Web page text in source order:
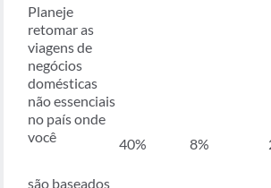
Planeje
retomar as
viagens de
negócios
domésticas
não essenciais
no país onde
você
são baseados
40% 8%